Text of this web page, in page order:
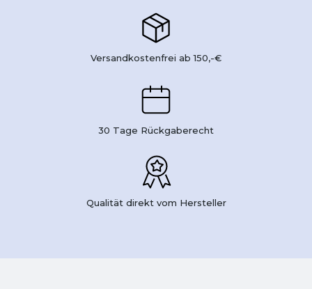
Versandkostenfrei ab 150,-€
30 Tage Rückgaberecht
Qualität direkt vom Hersteller